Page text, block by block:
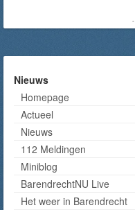
-
Nieuws
Homepage
Actueel
Nieuws
112 Meldingen
Miniblog
BarendrechtNU Live
Het weer in Barendrecht